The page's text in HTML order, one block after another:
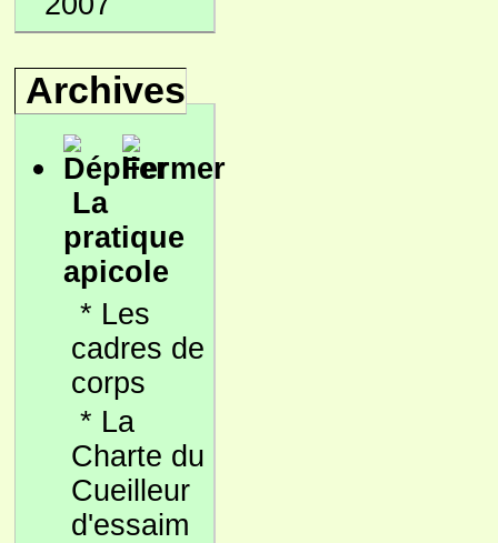
Archives
La
pratique
apicole
* Les
cadres de
corps
* La
Charte du
Cueilleur
d'essaim